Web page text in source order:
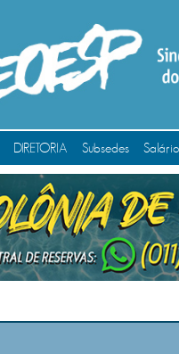
DIRETORIA Subsedes